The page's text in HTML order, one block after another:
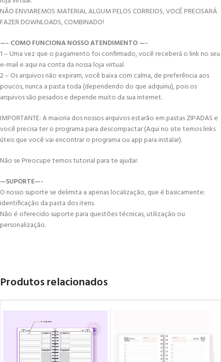
NÃO ENVIAREMOS MATERIAL ALGUM PELOS CORREIOS, VOCÊ PRECISARÁ
FAZER DOWNLOADS, COMBINADO!
—- COMO FUNCIONA NOSSO ATENDIMENTO —-
1 – Uma vez que o pagamento foi confirmado, você receberá o link no seu
e-mail e aqui na conta da nossa loja virtual.
2 – Os arquivos não expiram, você baixa com calma, de preferência aos
poucos, nunca a pasta toda (dependendo do que adquiriu), pois os
arquivos são pesados e depende muito da sua internet.
IMPORTANTE: A maioria dos nossos arquivos estarão em pastas ZIPADAS e
você precisa ter o programa para descompactar (Aqui no site temos links
úteis que você vai encontrar o programa ou app para instalar).
Não se Preocupe temos tutorial para te ajudar.
—SUPORTE—-
O nosso suporte se delimita a apenas localização, que é basicamente:
identificação da pasta dos itens.
Não é oferecido suporte para questões técnicas, utilização ou
personalização.
Produtos relacionados